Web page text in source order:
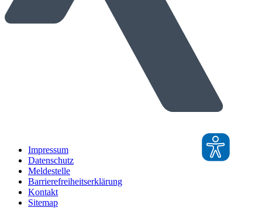
Impressum
Datenschutz
Meldestelle
Barrierefreiheitserklärung
Kontakt
Sitemap